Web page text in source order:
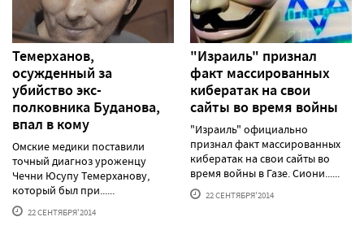
Темерханов,
осужденный за
убийство экс-
полковника Буданова,
впал в кому
Омские медики поставили
точный диагноз уроженцу
Чечни Юсупу Темерханову,
который был при......
22 СЕНТЯБРЯ'2014
"Израиль" признал
факт массированных
кибератак на свои
сайты во время войны
"Израиль" официально
признал факт массированных
кибератак на свои сайты во
время войны в Газе. Сиони......
22 СЕНТЯБРЯ'2014